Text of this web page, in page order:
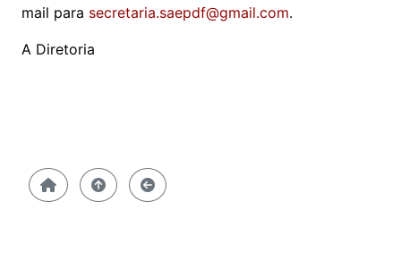
mail para secretaria.saepdf@gmail.com.
A Diretoria